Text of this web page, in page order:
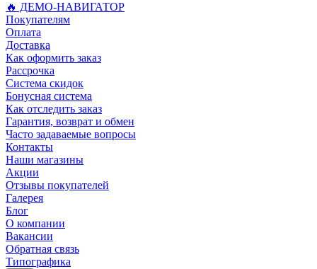
🔥 ДЕМО-НАВИГАТОР
Покупателям
Оплата
Доставка
Как оформить заказ
Рассрочка
Система скидок
Бонусная система
Как отследить заказ
Гарантия, возврат и обмен
Часто задаваемые вопросы
Контакты
Наши магазины
Акции
Отзывы покупателей
Галерея
Блог
О компании
Вакансии
Обратная связь
Типографика